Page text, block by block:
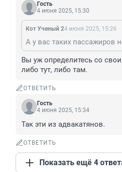
Гость
4 июня 2025, 15:30
Кот Ученый 24 июня 2025, 15:26
Вы уж определитесь со
либо тут, либо там.
ОТВЕТИТЬ
Гость
4 июня 2025, 15:34
Так эти из адвакатянов.
ОТВЕТИТЬ
Показать ещё 4